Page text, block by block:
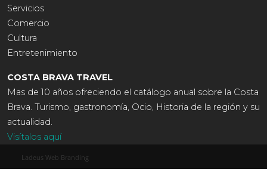
Servicios
Comercio
Cultura
Entretenimiento
COSTA BRAVA TRAVEL
Mas de 10 años ofreciendo el catálogo anual sobre la Costa
Brava. Turismo, gastronomía, Ocio, Historia de la región y su
actualidad.
Visítalos aquí
Ladeus Web Branding